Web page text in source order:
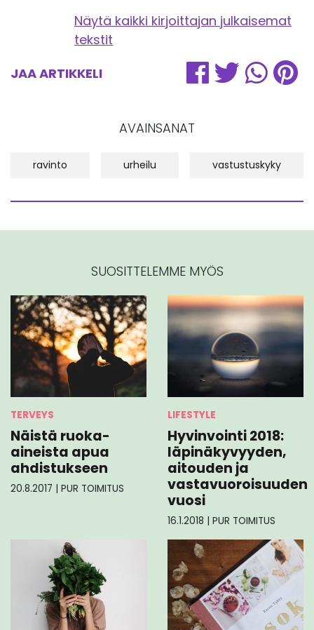
Näytä kaikki kirjoittajan julkaisemat
tekstit
JAA ARTIKKELI
AVAINSANAT
ravinto urheilu vastustuskyky
SUOSITTELEMME MYÖS
TERVEYS
Näistä ruoka-
aineista apua
ahdistukseen
20.8.2017 PUR TOIMITUS
LIFESTYLE
Hyvinvointi 2018:
läpinäkyvyyden,
aitouden ja
vastavuoroisuuden
vuosi
16.1.2018 PUR TOIMITUS